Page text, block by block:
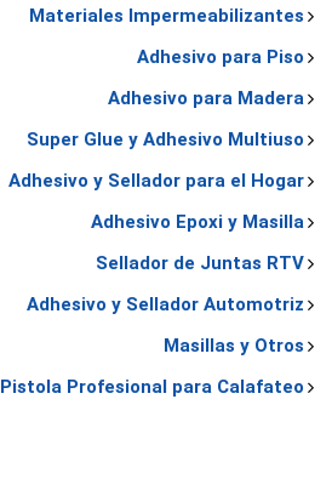
Materiales Impermeabilizantes
Adhesivo para Piso
Adhesivo para Madera
Super Glue y Adhesivo Multiuso
Adhesivo y Sellador para el Hogar
Adhesivo Epoxi y Masilla
Sellador de Juntas RTV
Adhesivo y Sellador Automotriz
Masillas y Otros
Pistola Profesional para Calafateo